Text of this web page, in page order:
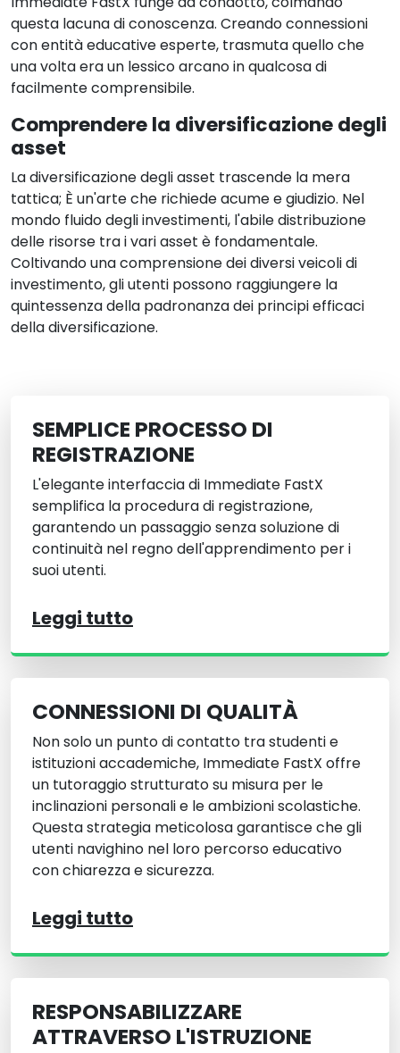
questa lacuna di conoscenza. Creando connessioni
con entità educative esperte, trasmuta quello che
una volta era un lessico arcano in qualcosa di
facilmente comprensibile.
Comprendere la diversificazione degli
asset
La diversificazione degli asset trascende la mera
tattica; È un'arte che richiede acume e giudizio. Nel
mondo fluido degli investimenti, l'abile distribuzione
delle risorse tra i vari asset è fondamentale.
Coltivando una comprensione dei diversi veicoli di
investimento, gli utenti possono raggiungere la
quintessenza della padronanza dei principi efficaci
della diversificazione.
SEMPLICE PROCESSO DI
REGISTRAZIONE
L'elegante interfaccia di Immediate FastX
semplifica la procedura di registrazione,
garantendo un passaggio senza soluzione di
continuità nel regno dell'apprendimento per i
suoi utenti.
Leggi tutto
CONNESSIONI DI QUALITÀ
Non solo un punto di contatto tra studenti e
istituzioni accademiche, Immediate FastX offre
un tutoraggio strutturato su misura per le
inclinazioni personali e le ambizioni scolastiche.
Questa strategia meticolosa garantisce che gli
utenti navighino nel loro percorso educativo
con chiarezza e sicurezza.
Leggi tutto
RESPONSABILIZZARE
ATTRAVERSO L'ISTRUZIONE